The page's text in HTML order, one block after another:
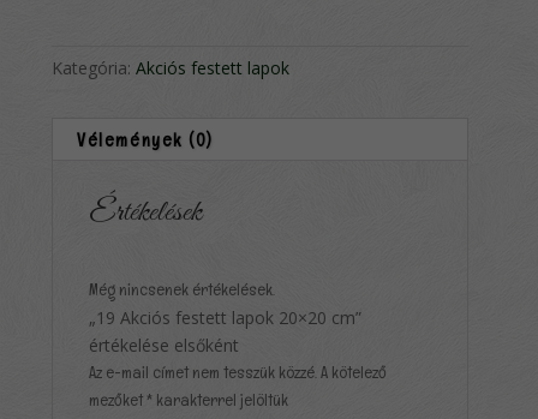
Kategória:Akciós festett lapok
Vélemények (0)
Értékelések
Még nincsenek értékelések.
„19 Akciós festett lapok 20×20 cm”
értékelése elsőként
Az e-mail címet nem tesszük közzé.A kötelező
mezőket * karakterrel jelöltük